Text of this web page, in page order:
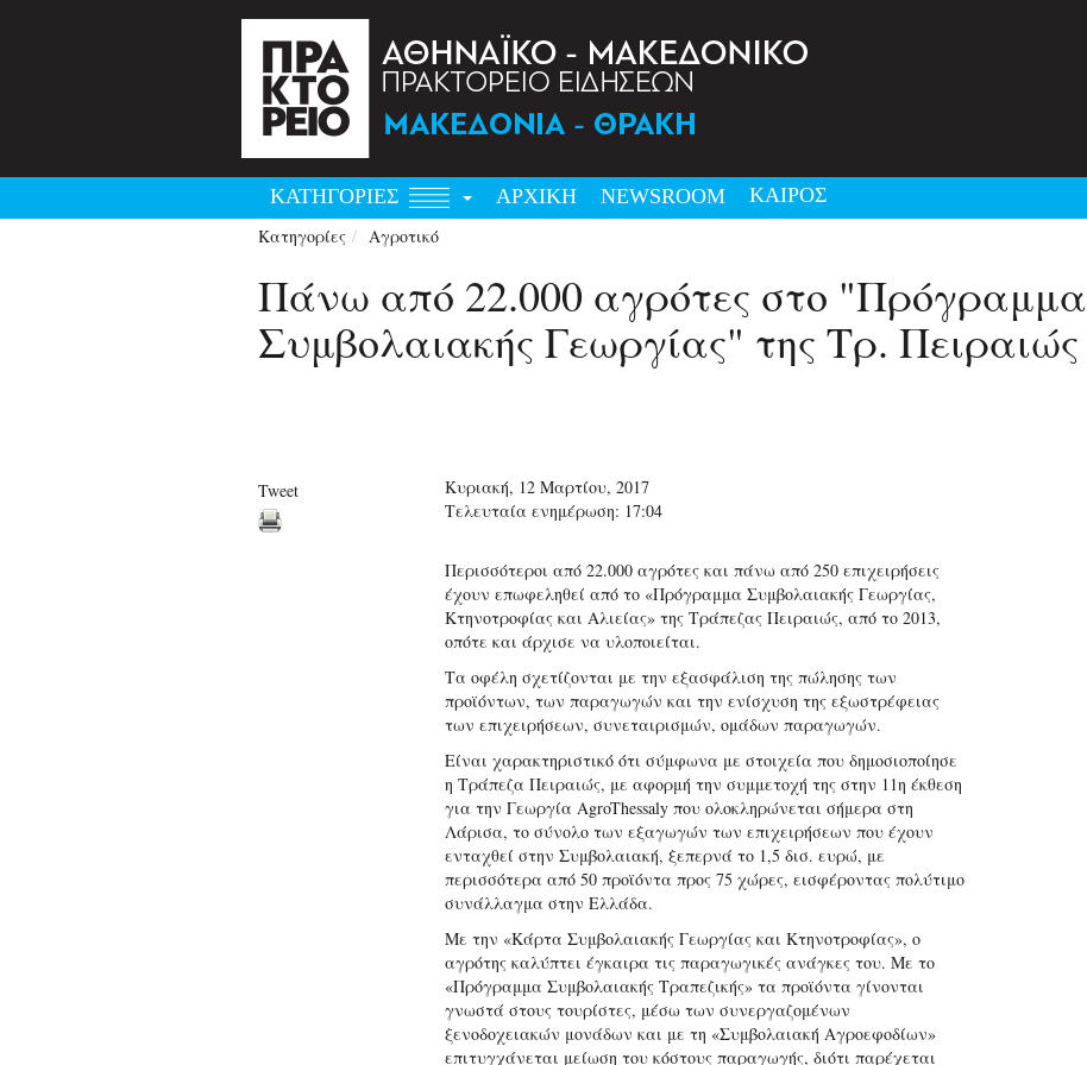
ΚΑΤΗΓΟΡΙΕΣ ΑΡΧΙΚΗ NEWSRΟΟΜ ΚΑΙΡΟΣ
Κατηγορίες Αγροτικό
Πάνω από 22.000 αγρότες στο "Πρόγραμμα
Συμβολαιακής Γεωργίας" της Τρ. Πειραιώς
Tweet
Κυριακή, 12 Μαρτίου, 2017
Τελευταία ενημέρωση: 17:04
Περισσότεροι από 22.000 αγρότες και πάνω από 250 επιχειρήσεις
έχουν επωφεληθεί από το «Πρόγραμμα Συμβολαιακής Γεωργίας,
Κτηνοτροφίας και Αλιείας» της Τράπεζας Πειραιώς, από το 2013,
οπότε και άρχισε να υλοποιείται.
Τα οφέλη σχετίζονται με την εξασφάλιση της πώλησης των
προϊόντων, των παραγωγών και την ενίσχυση της εξωστρέφειας
των επιχειρήσεων, συνεταιρισμών, ομάδων παραγωγών.
Είναι χαρακτηριστικό ότι σύμφωνα με στοιχεία που δημοσιοποίησε
η Τράπεζα Πειραιώς, με αφορμή την συμμετοχή της στην 11η έκθεση
για την Γεωργία AgroThessaly που ολοκληρώνεται σήμερα στη
Λάρισα, το σύνολο των εξαγωγών των επιχειρήσεων που έχουν
ενταχθεί στην Συμβολαιακή, ξεπερνά το 1,5 δισ. ευρώ, με
περισσότερα από 50 προϊόντα προς 75 χώρες, εισφέροντας πολύτιμο
συνάλλαγμα στην Ελλάδα.
Με την «Κάρτα Συμβολαιακής Γεωργίας και Κτηνοτροφίας», ο
αγρότης καλύπτει έγκαιρα τις παραγωγικές ανάγκες του. Με το
«Πρόγραμμα Συμβολαιακής Τραπεζικής» τα προϊόντα γίνονται
γνωστά στους τουρίστες, μέσω των συνεργαζομένων
ξενοδοχειακών μονάδων και με τη «Συμβολαιακή Αγροεφοδίων»
επιτυγχάνεται μείωση του κόστους παραγωγής, διότι παρέχεται